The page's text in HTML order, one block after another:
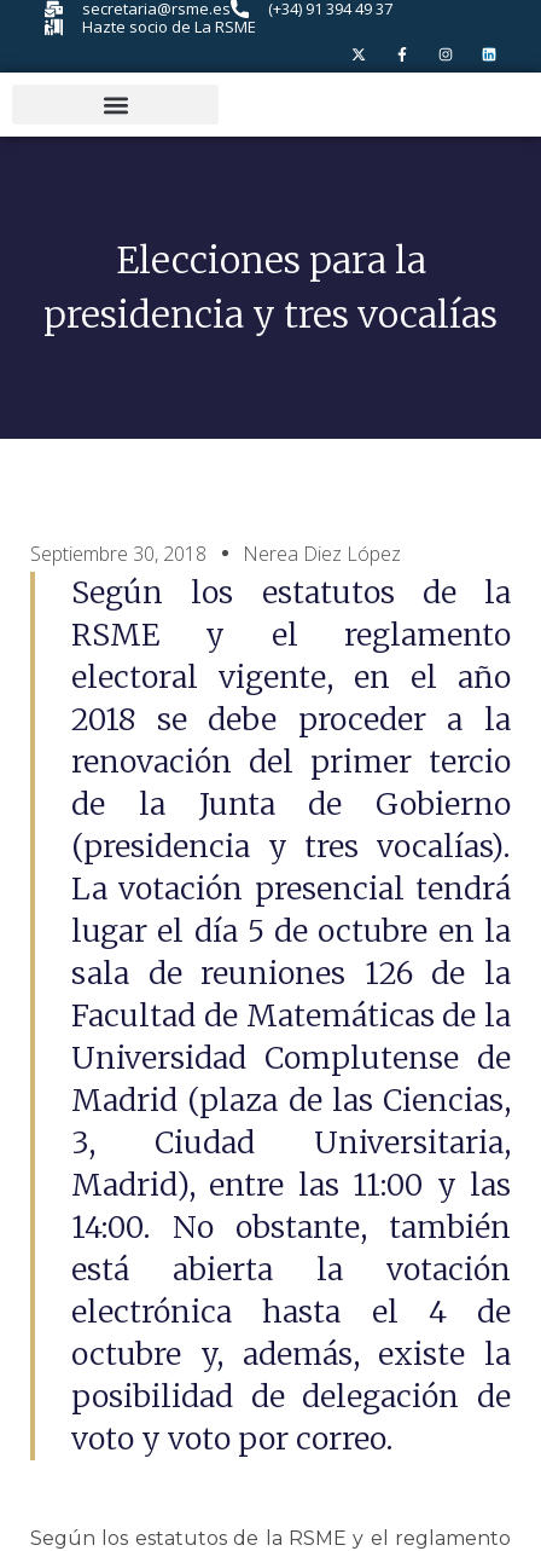
secretaria@rsme.es
(+34) 91 394 49 37
Hazte socio de La RSME
Elecciones para la
presidencia y tres vocalías
Septiembre 30, 2018 Nerea Diez López
Según los estatutos de la
RSME y el reglamento
electoral vigente, en el año
2018 se debe proceder a la
renovación del primer tercio
de la Junta de Gobierno
(presidencia y tres vocalías).
La votación presencial tendrá
lugar el día 5 de octubre en la
sala de reuniones 126 de la
Facultad de Matemáticas de la
Universidad Complutense de
Madrid (plaza de las Ciencias,
3, Ciudad Universitaria,
Madrid), entre las 11:00 y las
14:00. No obstante, también
está abierta la votación
electrónica hasta el 4 de
octubre y, además, existe la
posibilidad de delegación de
voto y voto por correo.
Según los estatutos de la RSME y el reglamento